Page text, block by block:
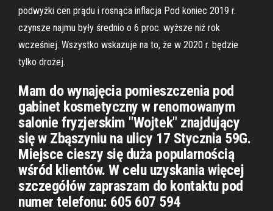
podwyżki cen prądu i rosnąca inflacja Pod koniec 2019 r.
czynsze najmu były średnio o 6 proc. wyższe niż rok
wcześniej. Wszystko wskazuje na to, że w 2020 r. będzie
tylko drożej.
Mam do wynajęcia pomieszczenia pod
gabinet kosmetyczny w renomowanym
salonie fryzjerskim "Wojtek" znajdujący
się w Zbąszyniu na ulicy 17 Stycznia 59G.
Miejsce cieszy się duża popularnością
wśród klientów. W celu uzyskania więcej
szczegółów zapraszam do kontaktu pod
numer telefonu: 605 607 594